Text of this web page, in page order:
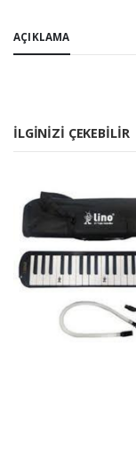
AÇIKLAMA
İLGINIZI ÇEKEBILIR